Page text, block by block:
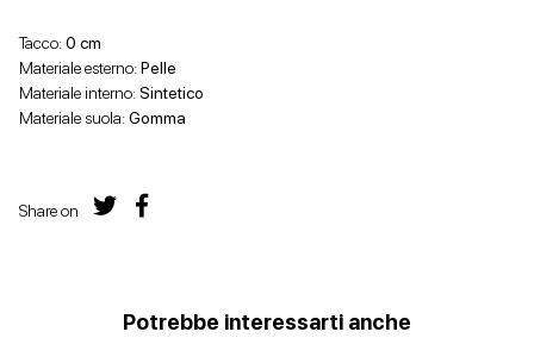
Tacco:0 cm
Materiale esterno:Pelle
Materiale interno:Sintetico
Materiale suola:Gomma
Share on
Potrebbe interessarti anche